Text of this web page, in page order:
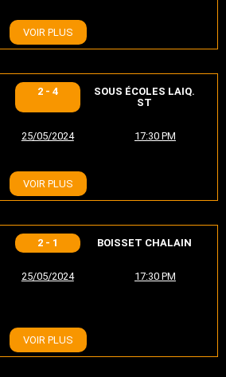
VOIR PLUS
2 - 4
SOUS ÉCOLES LAIQ.
ST
25/05/2024 17:30 PM
VOIR PLUS
2 - 1 BOISSET CHALAIN
25/05/2024 17:30 PM
VOIR PLUS